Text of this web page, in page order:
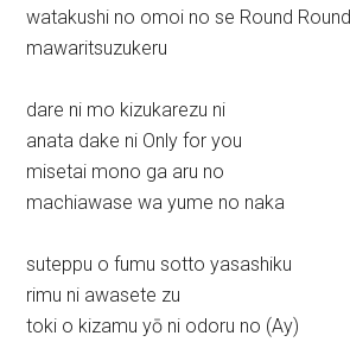
watakushi no omoi no se Round
mawaritsuzukeru
dare ni mo kizukarezu ni
anata dake ni Only for you
misetai mono ga aru no
machiawase wa yume no naka
suteppu o fumu sotto yasashiku
rimu ni awasete zu
toki o kizamu yō ni odoru no (Ay)